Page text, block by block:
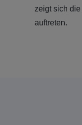
zeigt sich
auftreten.